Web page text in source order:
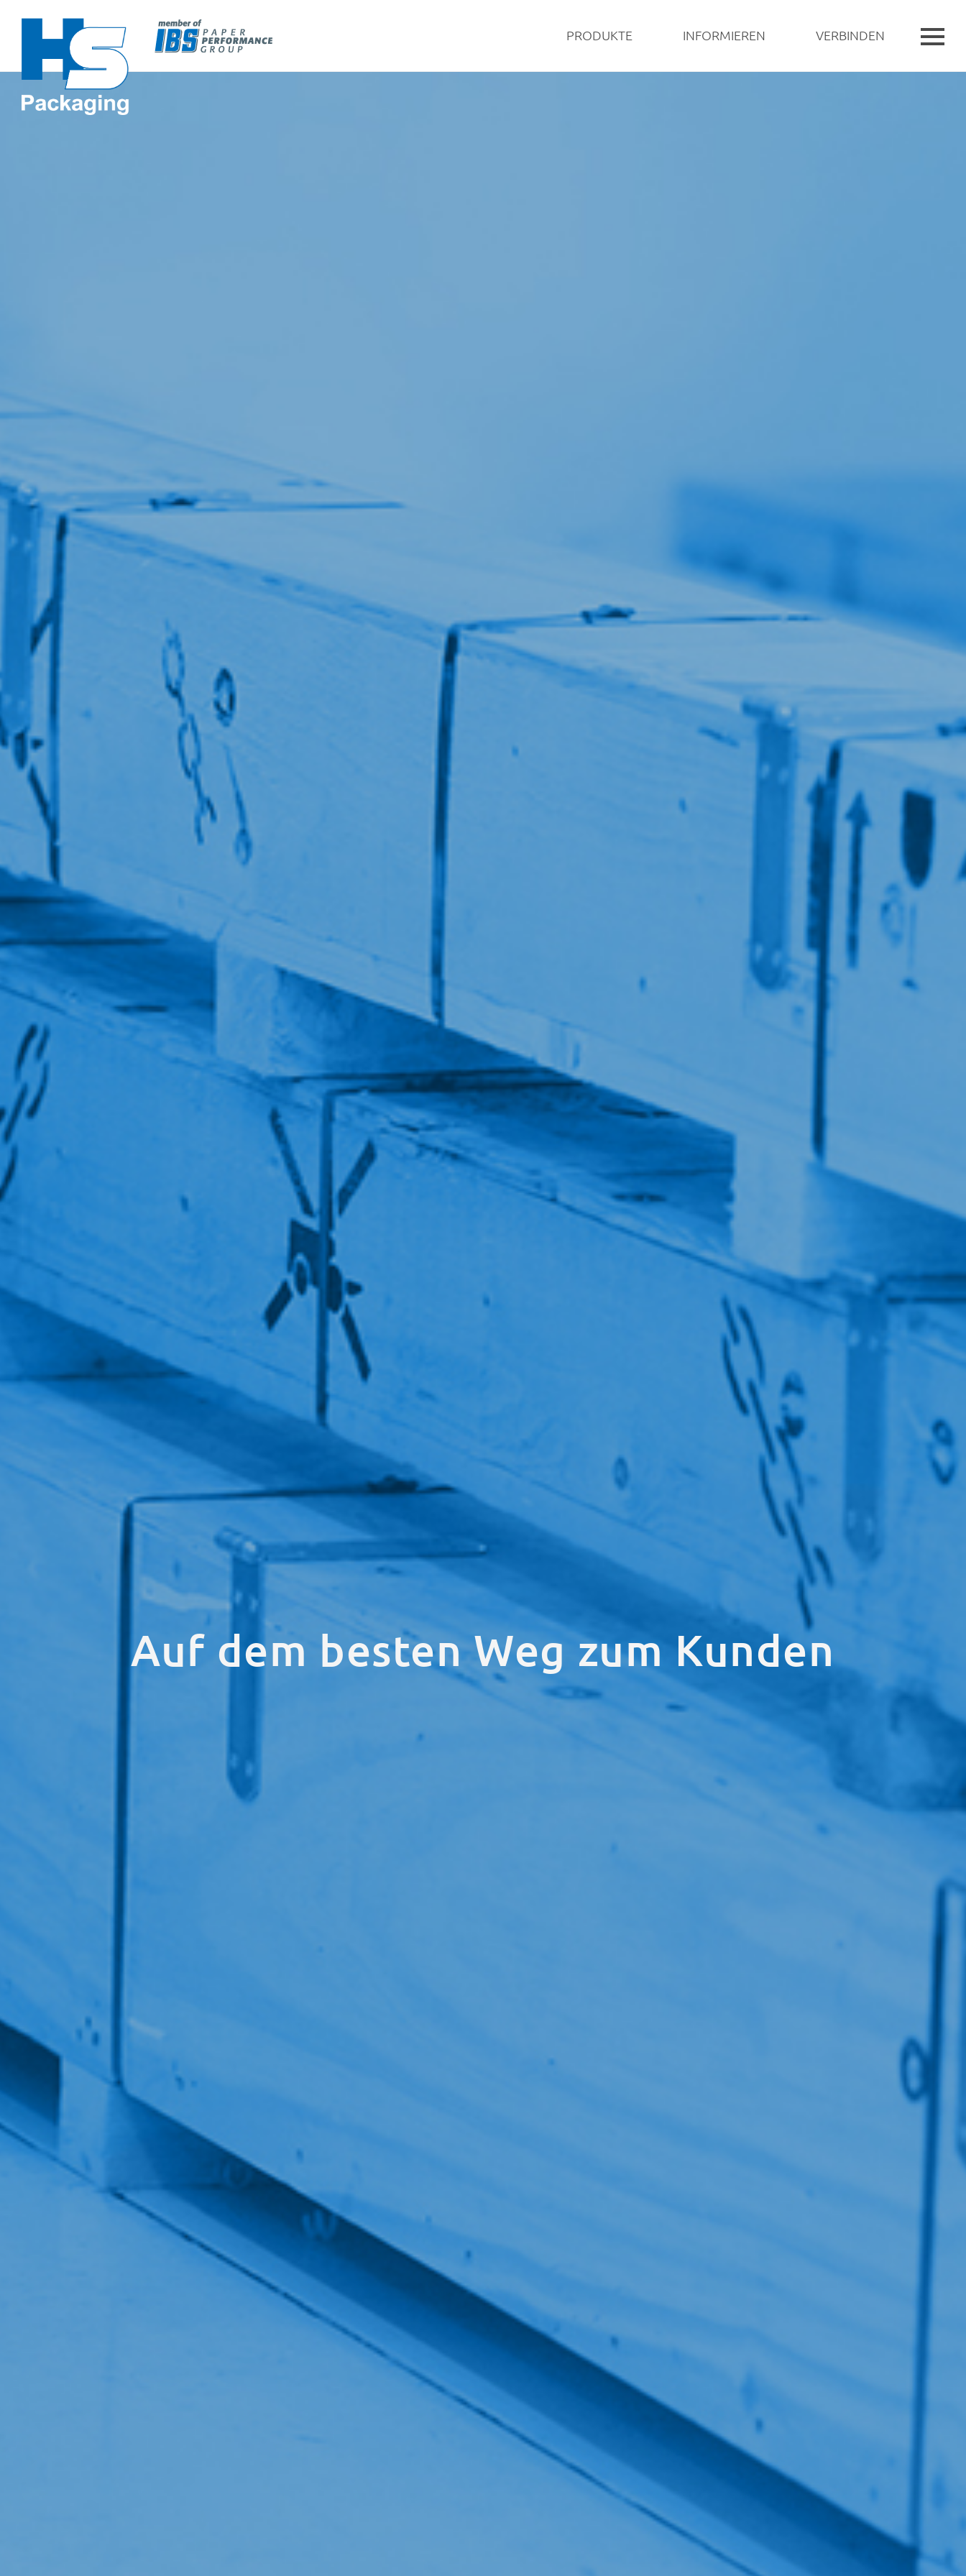
PRODUKTE INFORMIEREN VERBINDEN
Auf dem besten Weg zum Kunden